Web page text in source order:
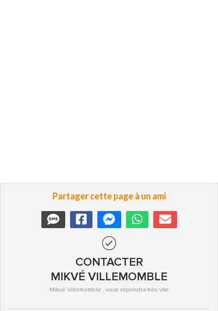
Partager cette page à un ami
CONTACTER
MIKVÉ VILLEMOMBLE
Mikvé Villemomble , vous répondra très vite